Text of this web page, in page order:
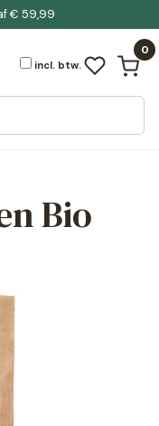
leefstijl
€ 59,99
incl. btw.
0
Bio